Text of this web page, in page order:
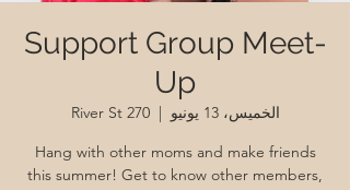
Support Group Meet-
Up
الخميس، 13 يونيو
  |
270 River St
Hang with other moms and make friends
this summer! Get to know other members,